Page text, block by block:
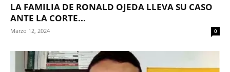
LA FAMILIA DE RONALD OJEDA LLEVA SU CASO
ANTE LA CORTE...
Marzo 12, 2024 0